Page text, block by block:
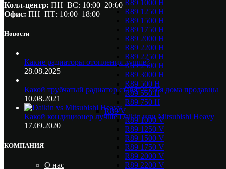
R89 1000 H
R89 1250 H
R89 1500 H
R89 1750 H
R89 2000 H
R89 2200 H
R89 2250 H
R89 2500 H
R89 3000 H
R89 500 H
R89 550 H
R89 750 H
R89 V
R89 1000 V
R89 1250 V
R89 1500 V
R89 1750 V
R89 2000 V
R89 2200 V
Колл-центр: ПН–ВС: 10:00–20:00​
Офис: ПН–ПТ: 10:00–18:00
Новости
Какие радиаторы отопления лучше?
28.08.2025
Какой трубчатый радиатор ставят у себя дома продавцы
10.08.2021
Какой кондиционер лучше Daikin или Mitsubishi Heavy
17.09.2020
КОМПАНИЯ
О нас